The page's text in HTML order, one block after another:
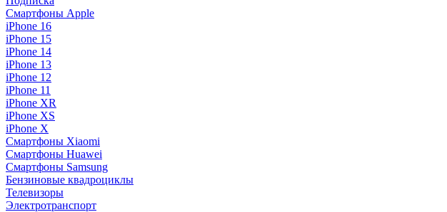
Смартфоны Apple
iPhone 16
iPhone 15
iPhone 14
iPhone 13
iPhone 12
iPhone 11
iPhone XR
iPhone XS
iPhone X
Смартфоны Xiaomi
Смартфоны Huawei
Смартфоны Samsung
Бензиновые квадроциклы
Телевизоры
Электротранспорт